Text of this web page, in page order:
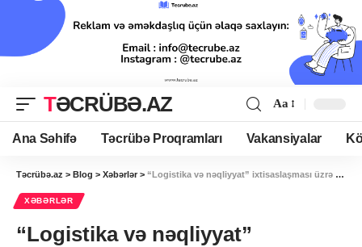
TƏCRÜBƏ.AZ Aa
Ana Səhifə Təcrübə Proqramları Vakansiyalar
Təcrübə.az > Blog > Xəbərlər > “Logistika və nəqliyyat” ixtisaslaşması üzrə müəllimlərin qəbulu aparılır
XƏBƏRLƏR
“Logistika və nəqliyyat”